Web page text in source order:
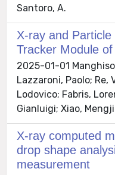
Santoro, A.
X-ray and
Tracker Module
2025-01-01
Lazzaroni, Paolo; Re,
Lodovico; Fabris,
Gianluigi; Xiao,
X-ray computed
drop shape
measurement